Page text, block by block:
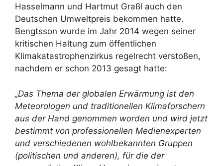
Hasselmann und Hartmut Graßl auch den
Deutschen Umweltpreis bekommen hatte.
Bengtsson wurde im Jahr 2014 wegen seiner
kritischen Haltung zum öffentlichen
Klimakatastrophenzirkus regelrecht verstoßen,
nachdem er schon 2013 gesagt hatte:
„Das Thema der globalen Erwärmung ist den
Meteorologen und traditionellen Klimaforschern
aus der Hand genommen worden und wird jetzt
bestimmt von professionellen Medienexperten
und verschiedenen wohlbekannten Gruppen
(politischen und anderen), für die der